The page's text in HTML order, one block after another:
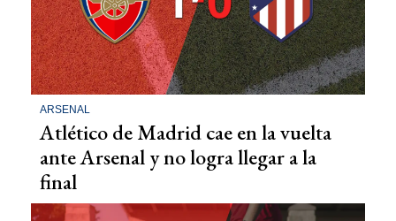
ARSENAL
Atlético de Madrid cae en la vuelta
ante Arsenal y no logra llegar a la
final